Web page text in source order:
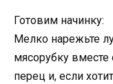
Готовим начинку:
Мелко нарежьте
мясорубку
перец и, если